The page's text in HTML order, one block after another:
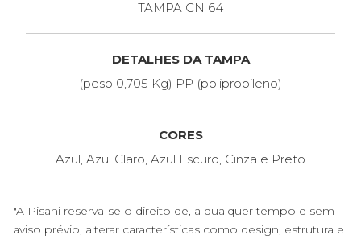
TAMPA CN 64
DETALHES DA TAMPA
(peso 0,705 Kg) PP (polipropileno)
CORES
Azul, Azul Claro, Azul Escuro, Cinza e Preto
"A Pisani reserva-se o direito de, a qualquer tempo e sem
aviso prévio, alterar características como design, estrutura e